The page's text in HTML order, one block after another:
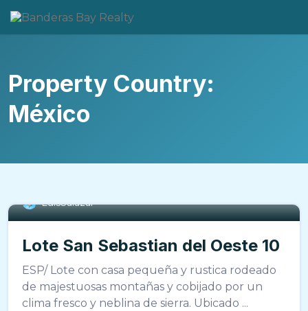
to
Property Country:
México
LuisSalazar
Lote San Sebastian del Oeste 10
ESP/ Lote con casa pequeña y rustica rodeado
de majestuosas montañas y cobijado por un
clima fresco y neblina de sierra. Ubicado ...